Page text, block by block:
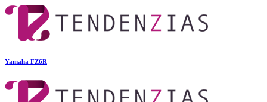
Yamaha FZ6R